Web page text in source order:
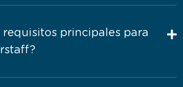
requisitos principales para